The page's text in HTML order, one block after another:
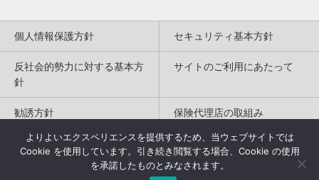
個人情報保護方針 セキュリティ基本方針
反社会的勢力に対する基本方
針
サイトのご利用にあたって
勧誘方針 保険代理店の取組み
特定商取引法に基づく表記
Copyright(c) 2004-2026
よりよいエクスペリエンスを提供するため、当ウェブサイトでは
Cookie を使用しています。引き続き閲覧する場合、Cookie の使用
を承諾したものとみなされます。